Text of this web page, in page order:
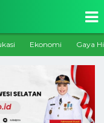
Ekonomi Gaya